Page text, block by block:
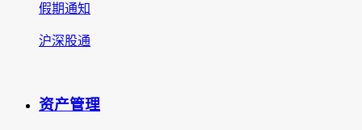
假期通知
沪深股通
资产管理